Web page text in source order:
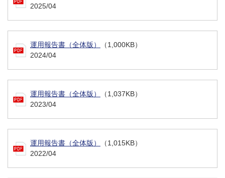
2025/04
運用報告書（全体版）
（1,000KB）
2024/04
運用報告書（全体版）
（1,037KB）
2023/04
運用報告書（全体版）
（1,015KB）
2022/04